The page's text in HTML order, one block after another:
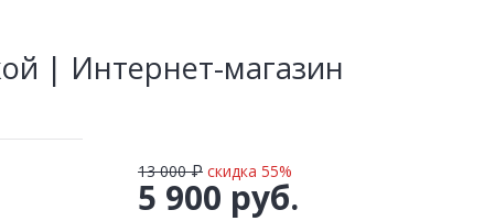
| Интернет-магазин
5 900 руб.
13 000 ₽ скидка 55%